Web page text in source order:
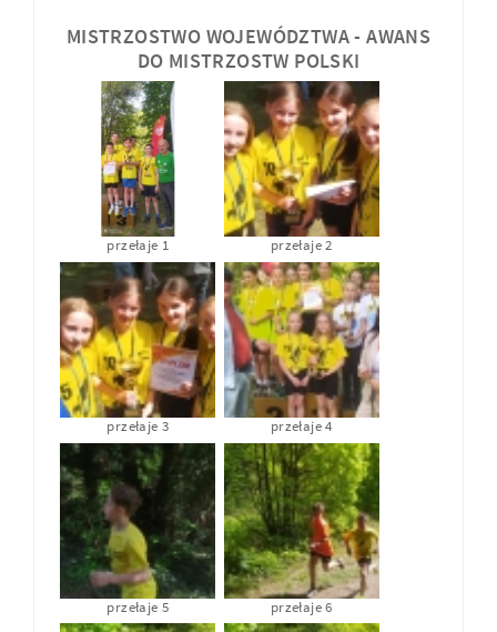
MISTRZOSTWO WOJEWÓDZTWA - AWANS
DO MISTRZOSTW POLSKI
przełaje 1 przełaje 2
przełaje 3 przełaje 4
przełaje 5 przełaje 6